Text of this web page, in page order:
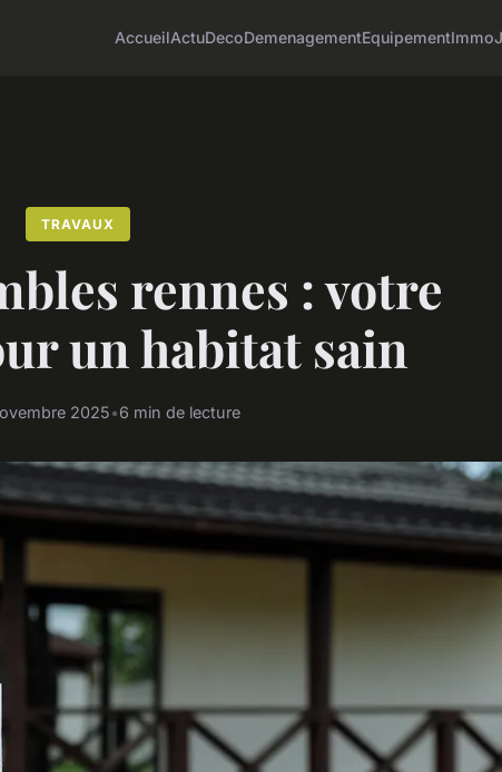
AccueilActuDecoDemenagementEquipementImmo
TRAVAUX
rennes : votre
un habitat sain
2025•6 min de lecture